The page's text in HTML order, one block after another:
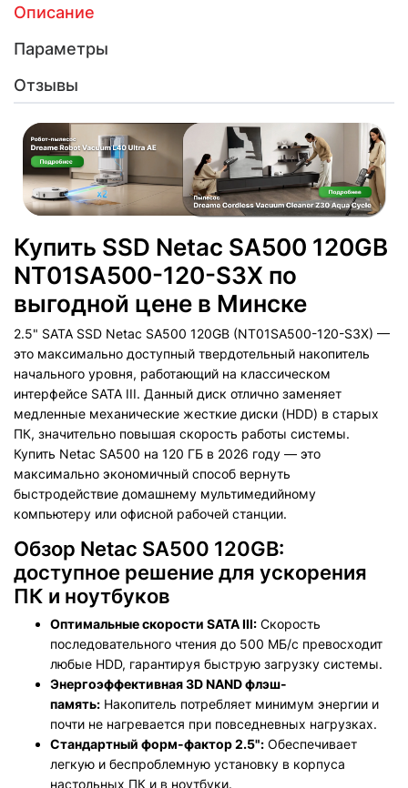
Описание
Параметры
Отзывы
Купить SSD Netac SA500 120GB
NT01SA500-120-S3X по
выгодной цене в Минске
2.5" SATA SSD Netac SA500 120GB (NT01SA500-120-S3X) —
это максимально доступный твердотельный накопитель
начального уровня, работающий на классическом
интерфейсе SATA III. Данный диск отлично заменяет
медленные механические жесткие диски (HDD) в старых
ПК, значительно повышая скорость работы системы.
Купить Netac SA500 на 120 ГБ в 2026 году — это
максимально экономичный способ вернуть
быстродействие домашнему мультимедийному
компьютеру или офисной рабочей станции.
Обзор Netac SA500 120GB:
доступное решение для ускорения
ПК и ноутбуков
Оптимальные скорости SATA III: Скорость
последовательного чтения до 500 МБ/с превосходит
любые HDD, гарантируя быструю загрузку системы.
Энергоэффективная 3D NAND флэш-
память: Накопитель потребляет минимум энергии и
почти не нагревается при повседневных нагрузках.
Стандартный форм-фактор 2.5": Обеспечивает
легкую и беспроблемную установку в корпуса
настольных ПК и в ноутбуки.